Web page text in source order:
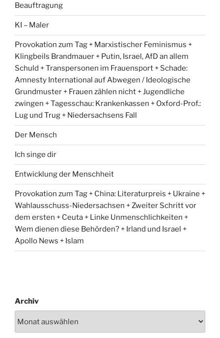
Beauftragung
KI – Maler
Provokation zum Tag + Marxistischer Feminismus +
Klingbeils Brandmauer + Putin, Israel, AfD an allem
Schuld + Transpersonen im Frauensport + Schade:
Amnesty International auf Abwegen / Ideologische
Grundmuster + Frauen zählen nicht + Jugendliche
zwingen + Tagesschau: Krankenkassen + Oxford-Prof.:
Lug und Trug + Niedersachsens Fall
Der Mensch
Ich singe dir
Entwicklung der Menschheit
Provokation zum Tag + China: Literaturpreis + Ukraine +
Wahlausschuss-Niedersachsen + Zweiter Schritt vor
dem ersten + Ceuta + Linke Unmenschlichkeiten +
Wem dienen diese Behörden? + Irland und Israel +
Apollo News + Islam
Archiv